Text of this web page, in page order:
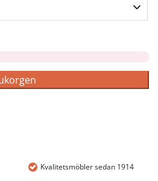
Kvalitetsmöbler sedan 1914